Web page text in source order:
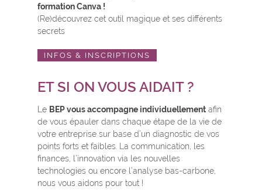
formation Canva !
(Re)découvrez cet outil magique et ses différents
secrets
INFOS & INSCRIPTIONS
ET SI ON VOUS AIDAIT ?
Le BEP vous accompagne individuellement afin
de vous épauler dans chaque étape de la vie de
votre entreprise sur base d’un diagnostic de vos
points forts et faibles. La communication, les
finances, l’innovation via les nouvelles
technologies ou encore l’analyse bas-carbone,
nous vous aidons pour tout !